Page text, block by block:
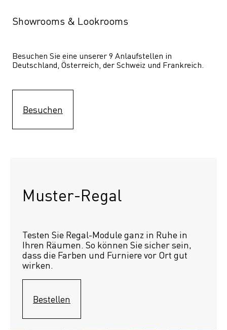
Showrooms & Lookrooms
Besuchen Sie eine unserer 9 Anlaufstellen in
Deutschland, Österreich, der Schweiz und Frankreich.
Besuchen
Muster-Regal
Testen Sie Regal-Module ganz in Ruhe in
Ihren Räumen. So können Sie sicher sein,
dass die Farben und Furniere vor Ort gut
wirken.
Bestellen